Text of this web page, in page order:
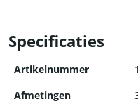
De eenvoudige draaiknop
watertemperatuur in te
warmte houden,
Specificaties
Artikelnummer
Afmetingen